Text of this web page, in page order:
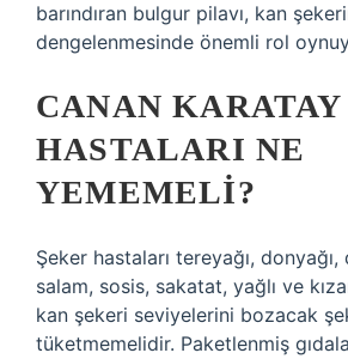
barındıran bulgur pilavı, kan
dengelenmesinde önemli rol
CANAN
HASTALARI NE
YEMEMELI?
Şeker hastaları tereyağı, donyağı,
salam, sosis, sakatat, yağlı ve
kan şekeri seviyelerini bozacak
tüketmemelidir. Paketlenmiş